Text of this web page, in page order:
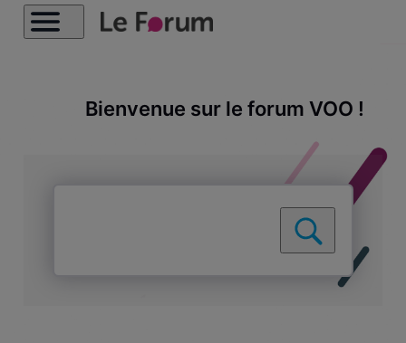
Bienvenue sur le forum VOO !